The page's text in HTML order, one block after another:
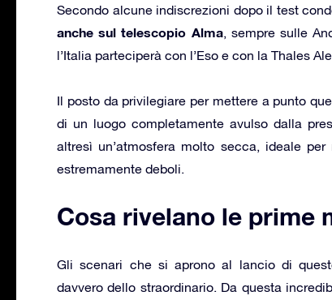
Secondo alcune indiscrezioni dopo il test
anche sul telescopio Alma, sempre sulle
l’Italia parteciperà con l’Eso e con la Thales
Il posto da privilegiare per mettere a punto
di un luogo completamente avulso dalla
altresì un’atmosfera molto secca, ideale
estremamente deboli.
Cosa rivelano le prime
Gli scenari che si aprono al lancio di
davvero dello straordinario. Da questa